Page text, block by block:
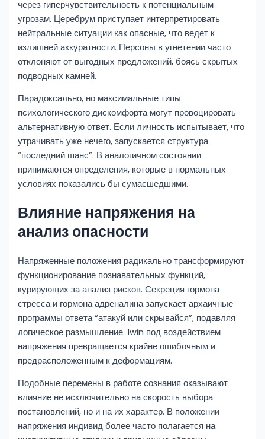
через гиперчувствительность к потенциальным
угрозам. Церебрум приступает интерпретировать
нейтральные ситуации как опасные, что ведет к
излишней аккуратности. Персоны в угнетении часто
отклоняют от выгодных предложений, боясь скрытых
подводных камней.
Парадоксально, но максимальные типы
психологического дискомфорта могут провоцировать
альтернативную ответ. Если личность испытывает, что
утрачивать уже нечего, запускается структура
“последний шанс”. В аналогичном состоянии
принимаются определения, которые в нормальных
условиях показались бы сумасшедшими.
Влияние напряжения на
анализ опасности
Напряженные положения радикально трансформируют
функционирование познавательных функций,
курирующих за анализ рисков. Секреция гормона
стресса и гормона адреналина запускает архаичные
программы ответа “атакуй или скрывайся”, подавляя
логическое размышление. 1win под воздействием
напряжения превращается крайне ошибочным и
предрасположенным к деформациям.
Подобные перемены в работе сознания оказывают
влияние не исключительно на скорость выбора
постановлений, но и на их характер. В положении
напряжения индивид более часто полагается на